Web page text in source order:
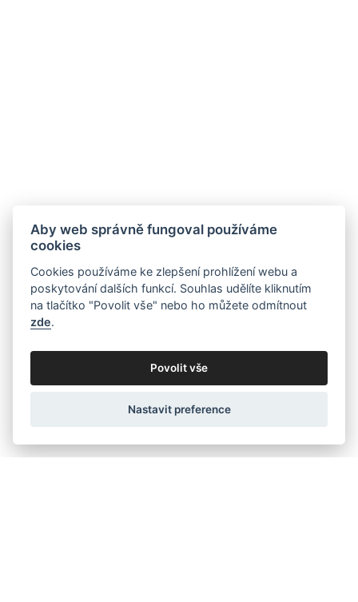
Aby web správně fungoval používáme
cookies
Cookies používáme ke zlepšení prohlížení webu a
poskytování dalších funkcí. Souhlas udělíte kliknutím
na tlačítko "Povolit vše" nebo ho můžete odmítnout
zde.
Povolit vše
Nastavit preference